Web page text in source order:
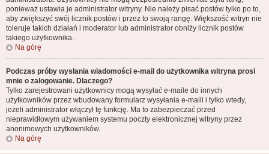
ponieważ ustawia je administrator witryny. Nie należy pisać postów tylko po to,
aby zwiększyć swój licznik postów i przez to swoją rangę. Większość witryn nie
toleruje takich działań i moderator lub administrator obniży licznik postów
takiego użytkownika.
Na górę
Podczas próby wysłania wiadomości e-mail do użytkownika witryna prosi
mnie o zalogowanie. Dlaczego?
Tylko zarejestrowani użytkownicy mogą wysyłać e-maile do innych
użytkowników przez wbudowany formularz wysyłania e-maili i tylko wtedy,
jeżeli administrator włączył tę funkcję. Ma to zabezpieczać przed
nieprawidłowym używaniem systemu poczty elektronicznej witryny przez
anonimowych użytkowników.
Na górę